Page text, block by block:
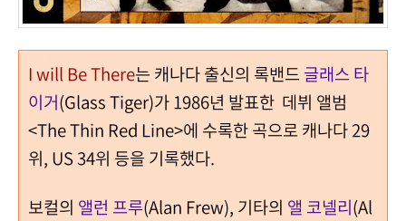
I will Be There는 캐나다 출신의 록밴드글래스 타
이거(Glass Tiger)가 1986년 발표한 데뷔 앨범
<The Thin Red Line>에 수록한 곡으로 캐나다 29
위, US 34위 등을 기록했다.
보컬의 앨런 프루(Alan Frew), 기타의 앨 코넬리(Al